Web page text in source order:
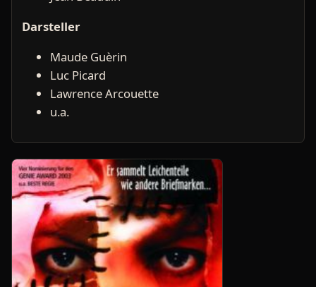
Darsteller
Maude Guèrin
Luc Picard
Lawrence Arcouette
u.a.